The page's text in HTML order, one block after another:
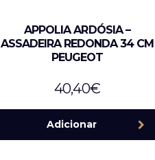
APPOLIA ARDÓSIA –
ASSADEIRA REDONDA 34 CM
PEUGEOT
40,40€
Adicionar